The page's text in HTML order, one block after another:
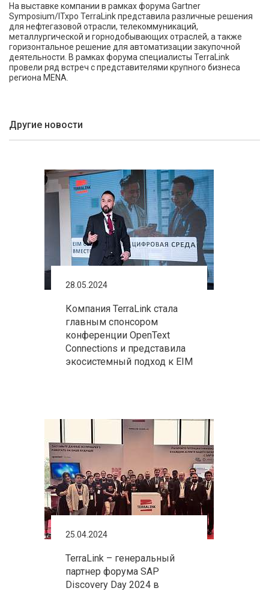
На выставке компании в рамках форума Gartner
Symposium/ITxpo TerraLink представила различные решения
для нефтегазовой отрасли, телекоммуникаций,
металлургической и горнодобывающих отраслей, а также
горизонтальное решение для автоматизации закупочной
деятельности. В рамках форума специалисты TerraLink
провели ряд встреч с представителями крупного бизнеса
региона MENA.
Другие новости
28.05.2024
Компания TerraLink стала
главным спонсором
конференции OpenText
Connections и представила
экосистемный подход к EIM
25.04.2024
TerraLink – генеральный
партнер форума SAP
Discovery Day 2024 в